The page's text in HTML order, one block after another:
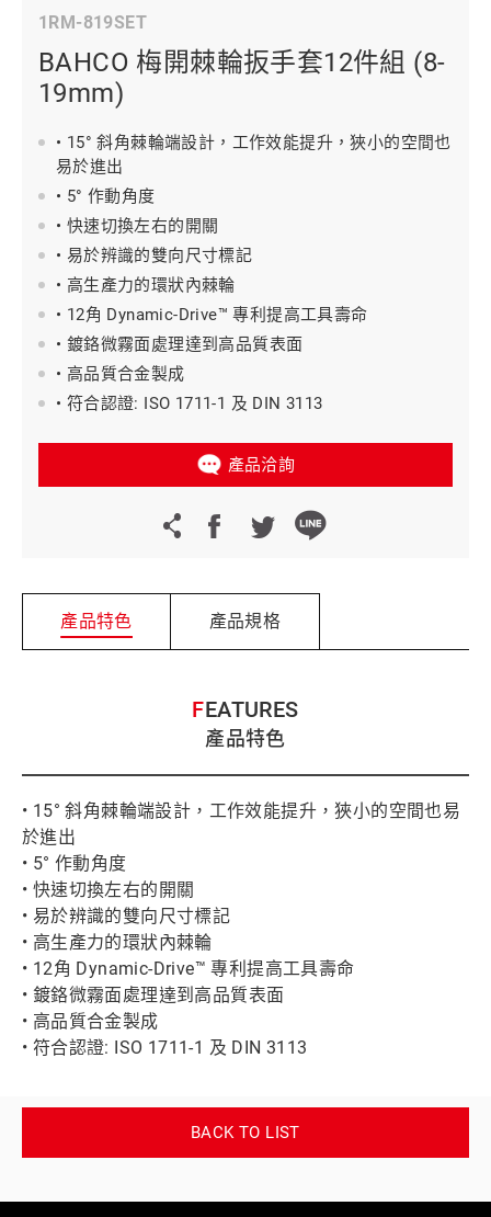
1RM-819SET
BAHCO 梅開棘輪扳手套12件組 (8-
19mm)
• 15° 斜角棘輪端設計，工作效能提升，狹小的空間也
易於進出
• 5° 作動角度
• 快速切換左右的開關
• 易於辨識的雙向尺寸標記
• 高生產力的環狀內棘輪
• 12角 Dynamic-Drive™ 專利提高工具壽命
• 鍍鉻微霧面處理達到高品質表面
• 高品質合金製成
• 符合認證: ISO 1711-1 及 DIN 3113
產品洽詢
產品特色 產品規格
FEATURES
產品特色
• 15° 斜角棘輪端設計，工作效能提升，狹小的空間也易
於進出
• 5° 作動角度
• 快速切換左右的開關
• 易於辨識的雙向尺寸標記
• 高生產力的環狀內棘輪
• 12角 Dynamic-Drive™ 專利提高工具壽命
• 鍍鉻微霧面處理達到高品質表面
• 高品質合金製成
• 符合認證: ISO 1711-1 及 DIN 3113
BACK TO LIST